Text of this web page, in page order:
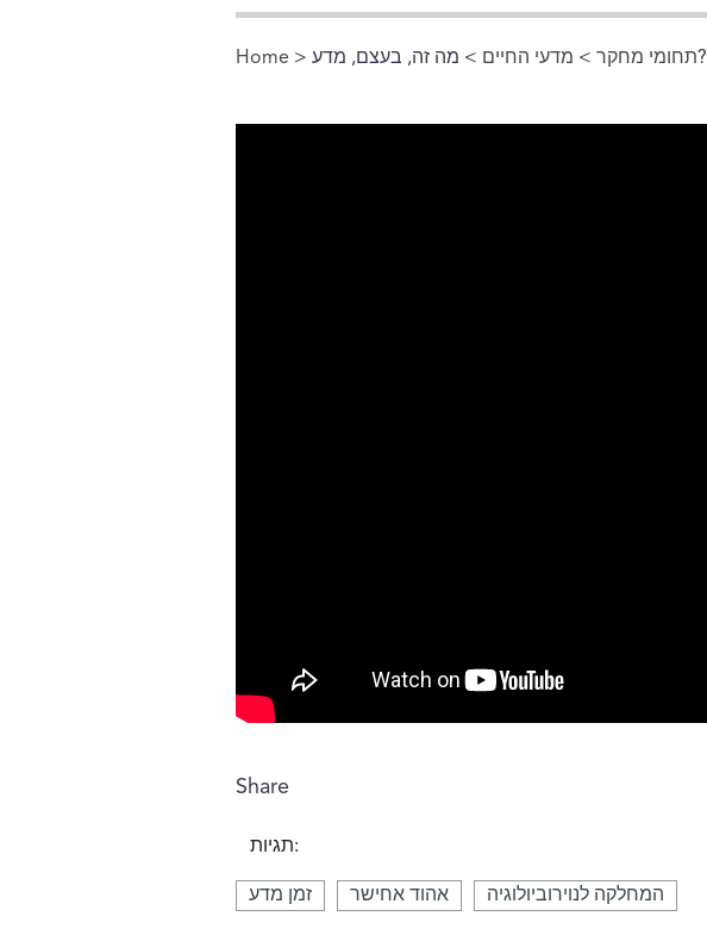
You are here
Home > תחומי מחקר> מדעי החיים > מה זה, בעצם, מדע?
Share
תגיות:
זמן מדע אהוד אחישר המחלקה לנוירוביולוגיה